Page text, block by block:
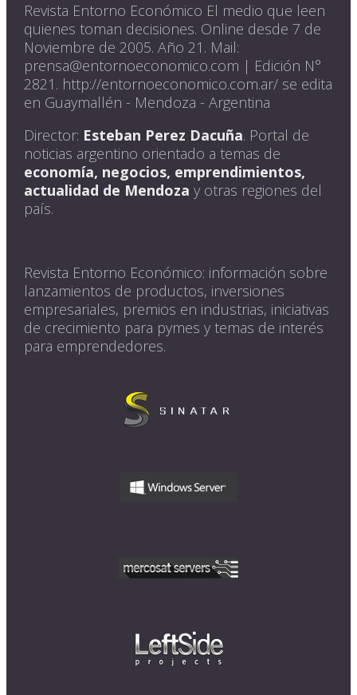
Revista Entorno Económico El medio que leen
quienes toman decisiones. Online desde 7 de
Noviembre de 2005. Año 21. Mail:
prensa@entornoeconomico.com | Edición N°
2821. http://entornoeconomico.com.ar/ se edita
en Guaymallén - Mendoza - Argentina
Director: Esteban Perez Dacuña. Portal de
noticias argentino orientado a temas de
economía, negocios, emprendimientos,
actualidad de Mendoza y otras regiones del
país.
Revista Entorno Económico: información sobre
lanzamientos de productos, inversiones
empresariales, premios en industrias, iniciativas
de crecimiento para pymes y temas de interés
para emprendedores.